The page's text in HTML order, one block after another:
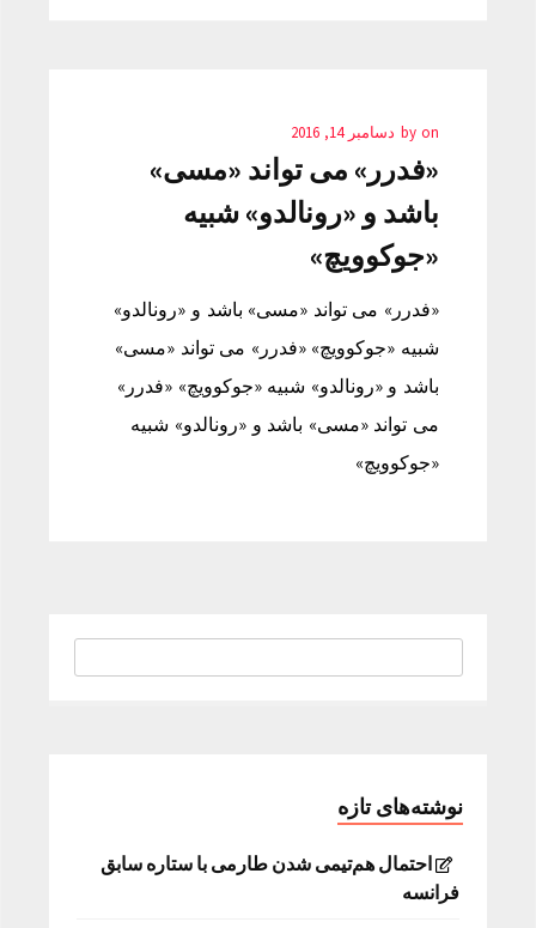
by on دسامبر 14, 2016
«فدرر» می تواند «مسی»
باشد و «رونالدو» شبیه
«جوکوویچ»
«فدرر» می تواند «مسی» باشد و «رونالدو»
شبیه «جوکوویچ» «فدرر» می تواند «مسی»
باشد و «رونالدو» شبیه «جوکوویچ» «فدرر»
می تواند «مسی» باشد و «رونالدو» شبیه
«جوکوویچ»
نوشته‌های تازه
احتمال هم‌تیمی شدن طارمی با ستاره سابق
فرانسه